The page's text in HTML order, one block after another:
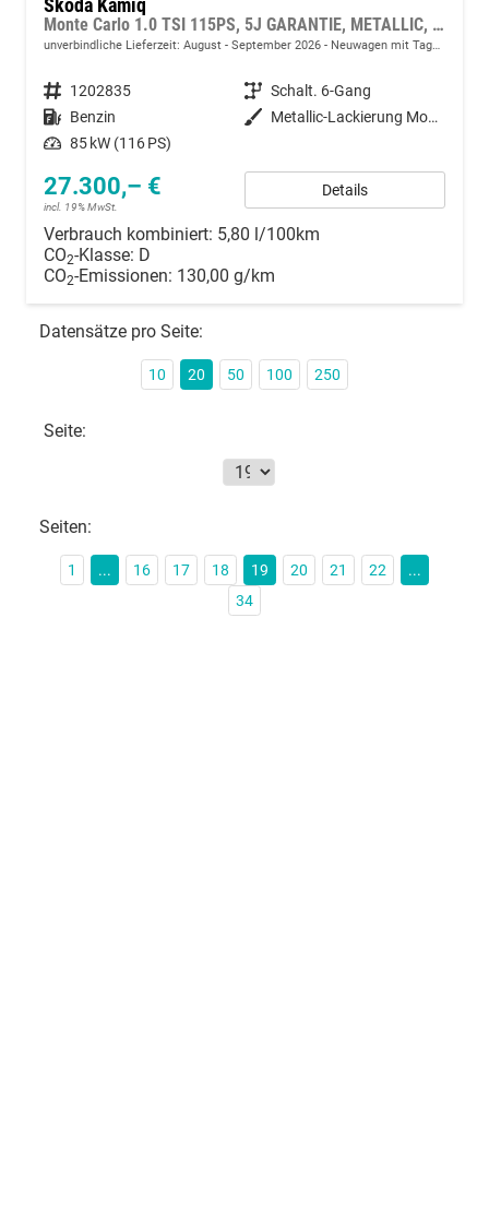
Skoda Kamiq
Monte Carlo 1.0 TSI 115PS, 5J GARANTIE, METALLIC, ELE. HECKKLAPPE, ANHÄNGERKUPPLUNG, BEH. FRONTSCHEIBE, MATRIX-LED, PANORAMADACH, Sitzheizung, Lenkradheizung, Ladeboden, ACC, SIDE Assist, Virtual Cockpit 10", Parksensoren, Kamera, KESSY, Privacy, 17" Alu, Climatroni
unverbindliche Lieferzeit: August - September 2026 Neuwagen mit Tageszulassung
Fahrzeugnummer 1202835 Getriebe Schalt. 6-Gang
Kraftstoff Benzin Außenfarbe
Metallic-Lackierung Moon-Weiß
Leistung 85 kW (116 PS)
27.300,– €
incl. 19% MwSt.
Details
Verbrauch kombiniert: 5,80 l/100km
CO2-Klasse: D
CO2-Emissionen: 130,00 g/km
Datensätze pro Seite:
10 20 50 100 250
Seite:
Seiten:
1 ... 16 17 18 19 20 21 22
...
34